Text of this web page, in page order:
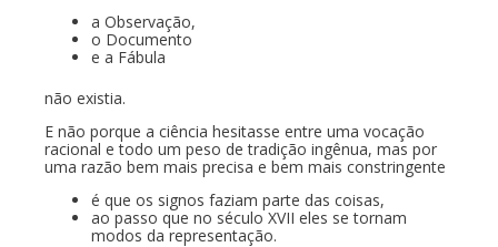
a Observação,
o Documento
e a Fábula
não existia.
E não porque a ciência hesitasse entre uma vocação
racional e todo um peso de tradição ingênua, mas por
uma razão bem mais precisa e bem mais constringente
é que os signos faziam parte das coisas,
ao passo que no século XVII eles se tornam
modos da representação.